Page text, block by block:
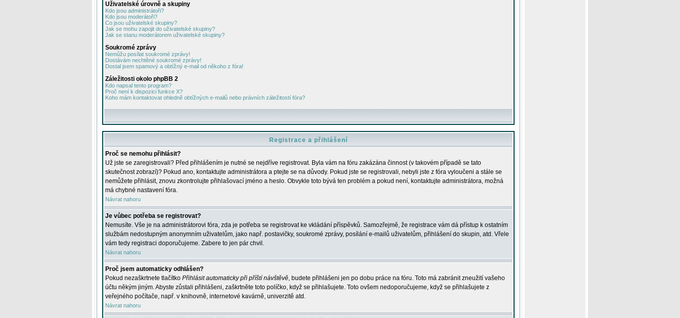
Uživatelské úrovně a skupiny
Kdo jsou administrátoři?
Kdo jsou moderátoři?
Co jsou uživatelské skupiny?
Jak se mohu zapojit do uživatelské skupiny?
Jak se stanu moderátorem uživatelské skupiny?
Soukromé zprávy
Nemůžu posílat soukromé zprávy!
Dostávám nechtěné soukromé zprávy!
Dostal jsem spamový a obtížný e-mail od někoho z fóra!
Záležitosti okolo phpBB 2
Kdo napsal tento program?
Proč není k dispozici funkce X?
Koho mám kontaktovat ohledně obtížných e-mailů nebo právních záležitostí fóra?
Registrace a přihlášení
Proč se nemohu přihlásit?
Už jste se zaregistrovali? Před přihlášením je nutné se nejdříve registrovat. Byla vám na fóru zakázána činnost (v takovém případě se tato
skutečnost zobrazí)? Pokud ano, kontaktujte administrátora a ptejte se na důvody. Pokud jste se registrovali, nebyli jste z fóra vyloučeni a stále se
nemůžete přihlásit, znovu zkontrolujte přihlašovací jméno a heslo. Obvykle toto bývá ten problém a pokud není, kontaktujte administrátora, možná
má chybné nastavení fóra.
Návrat nahoru
Je vůbec potřeba se registrovat?
Nemusíte. Vše je na administrátorovi fóra, zda je potřeba se registrovat ke vkládání příspěvků. Samozřejmě, že registrace vám dá přístup k ostatním
službám nedostupným anonymním uživatelům, jako např. postavičky, soukromé zprávy, posílání e-mailů uživatelům, přihlášení do skupin, atd. Vřele
vám tedy registraci doporučujeme. Zabere to jen pár chvil.
Návrat nahoru
Proč jsem automaticky odhlášen?
Pokud nezaškrtnete tlačítko Přihlásit automaticky při příští návštěvě, budete přihlášeni jen po dobu práce na fóru. Toto má zabránit zneužití vašeho
účtu někým jiným. Abyste zůstali přihlášeni, zaškrtněte toto políčko, když se přihlašujete. Toto ovšem nedoporučujeme, když se přihlašujete z
veřejného počítače, např. v knihovně, internetové kavárně, univerzitě atd.
Návrat nahoru